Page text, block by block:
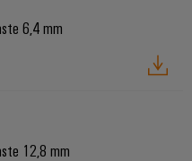
neuen Niveau
‒ intuitiv,
6,4 mm
12,8 mm